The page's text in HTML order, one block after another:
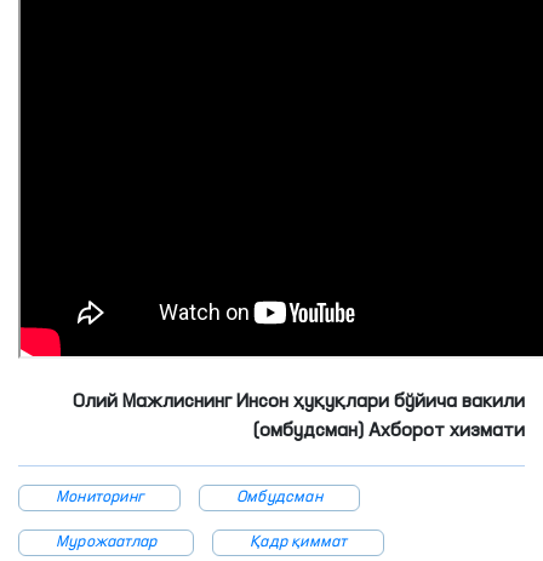
Олий Мажлиснинг Инсон ҳуқуқлари бўйича вакили
(омбудсман) Ахборот хизмати
Мониторинг Омбудсман
Мурожаатлар Қадр қиммат